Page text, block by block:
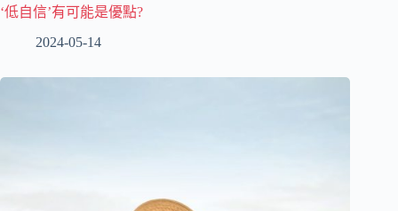
‘低自信’有可能是優點?
2024-05-14